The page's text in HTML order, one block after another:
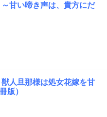
甘い啼き声は、貴方にだ
人旦那様は処女花嫁を甘
版）